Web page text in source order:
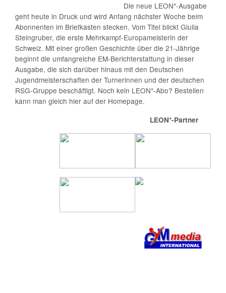
Archiv
Die neue LEON*-Ausgabe
geht heute in Druck und wird Anfang nächster Woche beim
Abonnenten im Briefkasten stecken. Vom Titel blickt Giulia
Steingruber, die erste Mehrkampf-Europameisterin der
Schweiz. Mit einer großen Geschichte über die 21-Jährige
beginnt die umfangreiche EM-Berichterstattung in dieser
Ausgabe, die sich darüber hinaus mit den Deutschen
Jugendmeisterschaften der Turnerinnen und der deutschen
RSG-Gruppe beschäftigt. Noch kein LEON*-Abo? Bestellen
kann man gleich hier auf der Homepage.
LEON*-Partner